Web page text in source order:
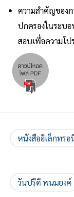
ความสำคัญของก
ปกครองในระบอ
สอบเพื่อความโป
หนังสืออิเล็กทรอ
วันปรีดี พนมยงค์